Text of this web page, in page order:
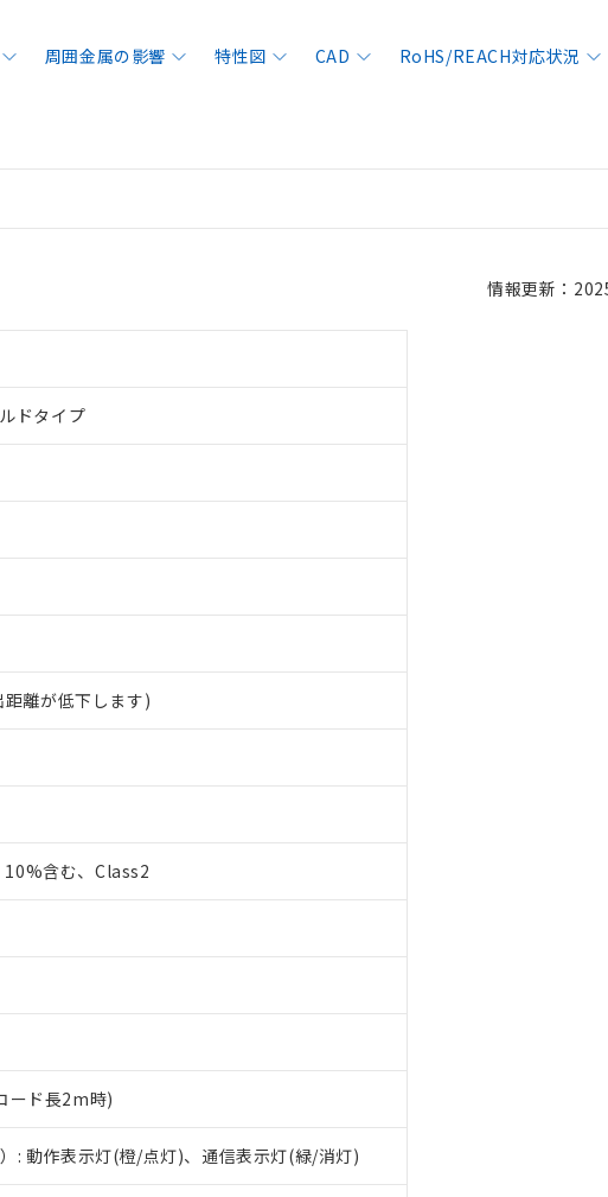
周囲金属の影響 特性図 CAD
RoHS/REACH対応状況
情報更新：
ドタイプ
離が低下します)
含む、Class2
ード長2m時)
: 動作表示灯(橙/点灯)、通信表示灯(緑/消灯)
RoHS指令（10物質）の非含有に対応した製品が提供可能な商品です。
指令（10物質）の非含有に対応した製品に切り替える予定のある商品で
EU RoHS指令（10物質）の非含有に非対応の商品で、対応品を出す予定はあ